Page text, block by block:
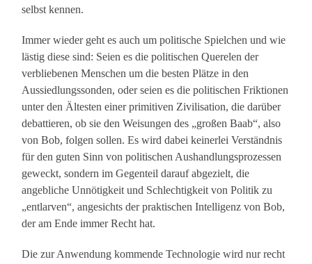
selbst kennen.
Immer wieder geht es auch um politische Spielchen und wie
lästig diese sind: Seien es die politischen Querelen der
verbliebenen Menschen um die besten Plätze in den
Aussiedlungssonden, oder seien es die politischen Friktionen
unter den Ältesten einer primitiven Zivilisation, die darüber
debattieren, ob sie den Weisungen des „großen Baab“, also
von Bob, folgen sollen. Es wird dabei keinerlei Verständnis
für den guten Sinn von politischen Aushandlungsprozessen
geweckt, sondern im Gegenteil darauf abgezielt, die
angebliche Unnötigkeit und Schlechtigkeit von Politik zu
„entlarven“, angesichts der praktischen Intelligenz von Bob,
der am Ende immer Recht hat.
Die zur Anwendung kommende Technologie wird nur recht